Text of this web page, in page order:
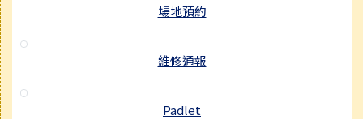
場地預約
維修通報
Padlet